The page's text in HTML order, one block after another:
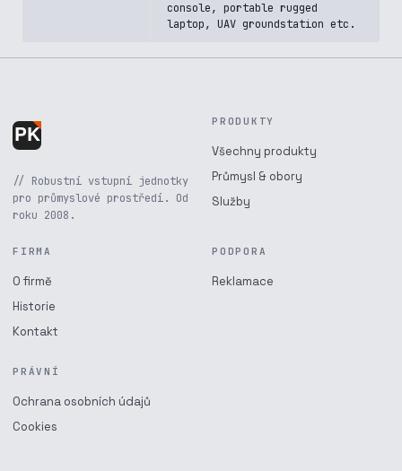
console, portable rugged
laptop, UAV groundstation etc.
// Robustní vstupní jednotky
pro průmyslové prostředí. Od
roku 2008.
PRODUKTY
Všechny produkty
Průmysl & obory
Služby
FIRMA
O firmě
Historie
Kontakt
PODPORA
Reklamace
PRÁVNÍ
Ochrana osobních údajů
Cookies